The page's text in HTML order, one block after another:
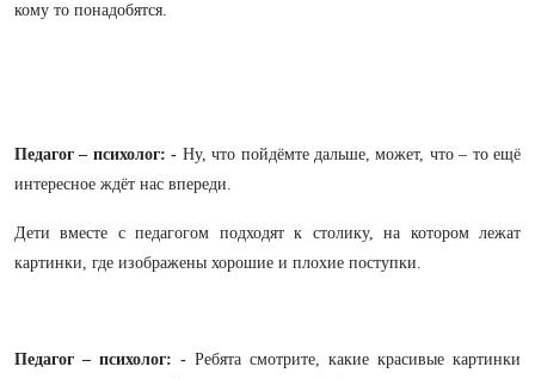
кому то понадобятся.
Педагог – психолог: - Ну, что пойдёмте дальше, может, что – то ещё
интересное ждёт нас впереди.
Дети вместе с педагогом подходят к столику, на котором лежат
картинки, где изображены хорошие и плохие поступки.
Педагог – психолог: - Ребята смотрите, какие красивые картинки